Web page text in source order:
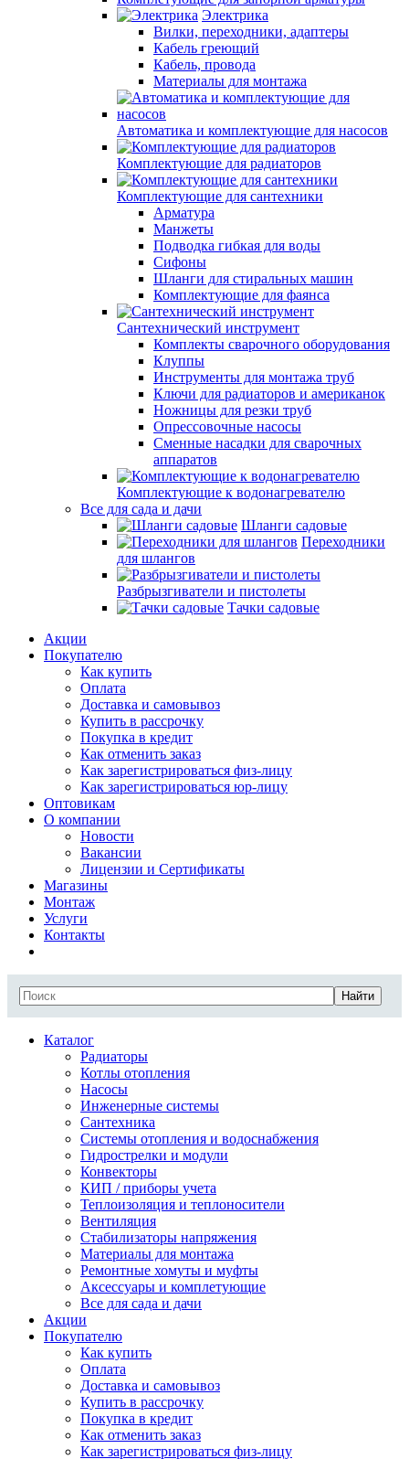
Электрика
Вилки, переходники, адаптеры
Кабель греющий
Кабель, провода
Материалы для монтажа
Автоматика и комплектующие для насосов
Комплектующие для радиаторов
Комплектующие для сантехники
Арматура
Манжеты
Подводка гибкая для воды
Сифоны
Шланги для стиральных машин
Комплектующие для фаянса
Сантехнический инструмент
Комплекты сварочного оборудования
Клуппы
Инструменты для монтажа труб
Ключи для радиаторов и американок
Ножницы для резки труб
Опрессовочные насосы
Сменные насадки для сварочных
аппаратов
Комплектующие к водонагревателю
Все для сада и дачи
Шланги садовые
Переходники
для шлангов
Разбрызгиватели и пистолеты
Тачки садовые
Акции
Покупателю
Как купить
Оплата
Доставка и самовывоз
Купить в рассрочку
Покупка в кредит
Как отменить заказ
Как зарегистрироваться физ-лицу
Как зарегистрироваться юр-лицу
Оптовикам
О компании
Новости
Вакансии
Лицензии и Сертификаты
Магазины
Монтаж
Услуги
Контакты
Найти
Каталог
Радиаторы
Котлы отопления
Насосы
Инженерные системы
Сантехника
Системы отопления и водоснабжения
Гидрострелки и модули
Конвекторы
КИП / приборы учета
Теплоизоляция и теплоносители
Вентиляция
Стабилизаторы напряжения
Материалы для монтажа
Ремонтные хомуты и муфты
Аксессуары и комплетующие
Все для сада и дачи
Акции
Покупателю
Как купить
Оплата
Доставка и самовывоз
Купить в рассрочку
Покупка в кредит
Как отменить заказ
Как зарегистрироваться физ-лицу